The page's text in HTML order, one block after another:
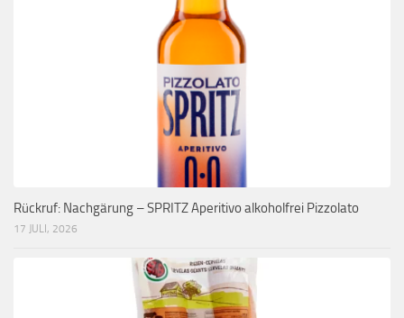
Rückruf: Nachgärung – SPRITZ Aperitivo alkoholfrei Pizzolato
17 JULI, 2026